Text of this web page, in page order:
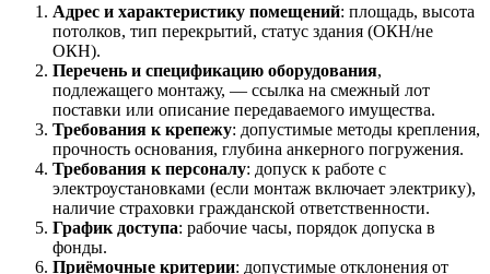
Адрес и характеристику помещений: площадь, высота
потолков, тип перекрытий, статус здания (ОКН/не
ОКН).
Перечень и спецификацию оборудования,
подлежащего монтажу, — ссылка на смежный лот
поставки или описание передаваемого имущества.
Требования к крепежу: допустимые методы крепления,
прочность основания, глубина анкерного погружения.
Требования к персоналу: допуск к работе с
электроустановками (если монтаж включает электрику),
наличие страховки гражданской ответственности.
График доступа: рабочие часы, порядок допуска в
фонды.
Приёмочные критерии: допустимые отклонения от